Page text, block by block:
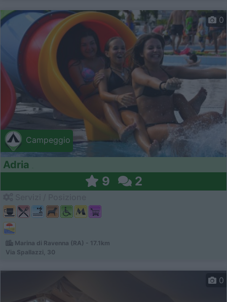
Campeggio
0
Adria
9 2
Marina di Ravenna (RA) - 17.1km
Via Spallazzi, 30
0